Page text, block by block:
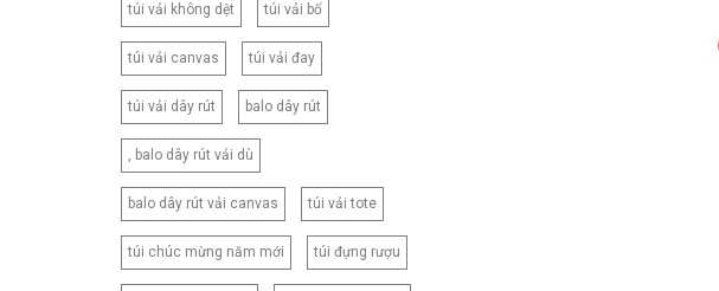
túi vải không dệt túi vải bố
túi vải canvas túi vải đay
túi vải dây rút balo dây rút
, balo dây rút vải dù
balo dây rút vải canvas túi vải tote
túi chúc mừng năm mới túi đựng rượu